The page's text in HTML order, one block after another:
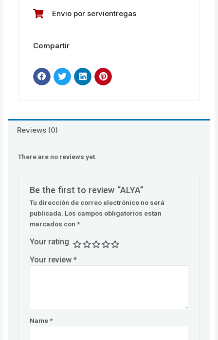
Envio por servientregas
Compartir
Reviews (0)
There are no reviews yet.
Be the first to review “ALYA”
Tu dirección de correo electrónico no será
publicada. Los campos obligatorios están
marcados con*
Your rating
Your review*
Name*